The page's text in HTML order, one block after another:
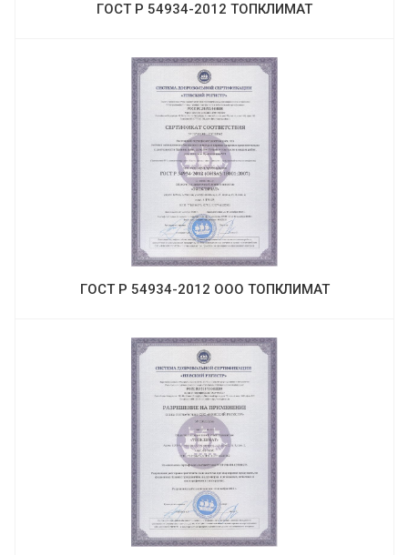
ГОСТ Р 54934-2012 ТОПКЛИМАТ
ГОСТ Р 54934-2012 ООО ТОПКЛИМАТ